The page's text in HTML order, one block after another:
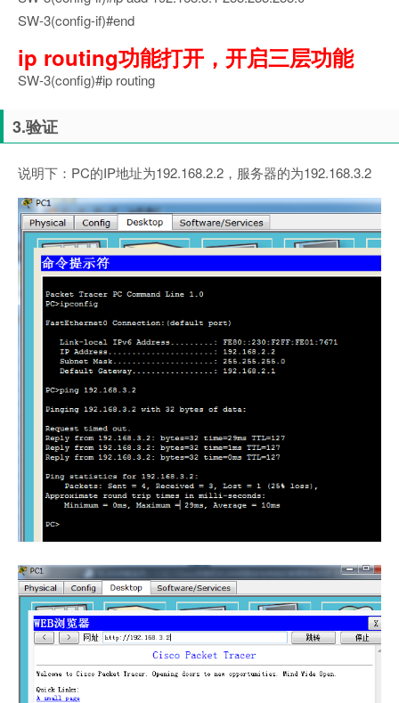
SW-3(config-if)#end
ip routing功能打开，开启三层功能
SW-3(config)#ip routing
3.验证
说明下：PC的IP地址为192.168.2.2，服务器的为192.168.3.2